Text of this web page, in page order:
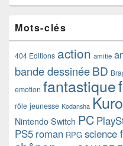
Mots-clés
404 Editions action amitie
bande dessinéeBD
emotion fantastique
rôle jeunesse Kodansha
Nintendo Switch PC
PS5 roman RPG science